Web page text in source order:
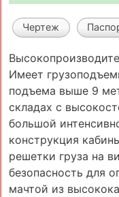
Чертеж
Имеет
подъема выше 9
складах с
большой
конструкция
решетки груза на
безопасность для
мачтой из